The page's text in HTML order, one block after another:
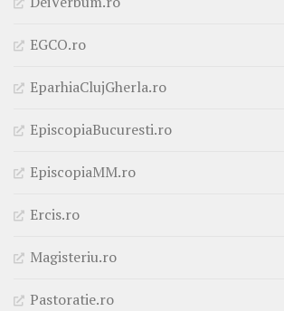
EGCO.ro
EparhiaClujGherla.ro
EpiscopiaBucuresti.ro
EpiscopiaMM.ro
Ercis.ro
Magisteriu.ro
Pastoratie.ro